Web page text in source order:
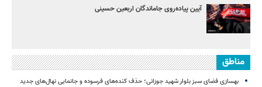
آیین پیاده‌روی جاماندگان اربعین حسینی
مناطق
بهسازی فضای سبز بلوار شهید جوزانی؛ حذف کنده‌های فرسوده و جانمایی نهال‌های جدید